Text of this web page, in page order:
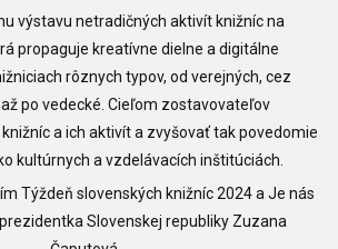
výstavu netradičných aktivít knižníc na
propaguje kreatívne dielne a digitálne
rôznych typov, od verejných, cez
po vedecké. Cieľom zostavovateľov
a ich aktivít a zvyšovať tak povedomie
kultúrnych a vzdelávacích inštitúciách.
Týždeň slovenských knižníc 2024 a Je nás
Slovenskej republiky Zuzana